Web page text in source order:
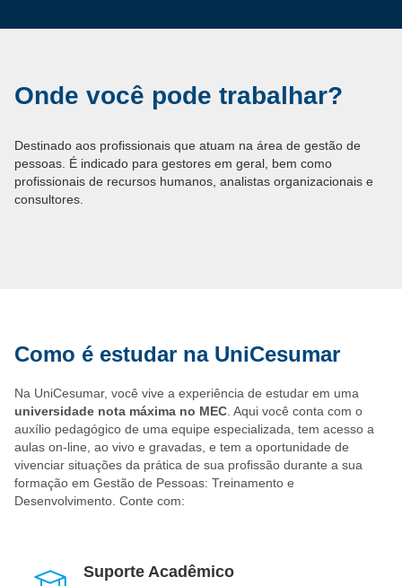
Onde você pode trabalhar?
Destinado aos profissionais que atuam na área de gestão de
pessoas. É indicado para gestores em geral, bem como
profissionais de recursos humanos, analistas organizacionais e
consultores.
Como é estudar na UniCesumar
Na UniCesumar, você vive a experiência de estudar em uma
universidade nota máxima no MEC. Aqui você conta com o
auxílio pedagógico de uma equipe especializada, tem acesso a
aulas on-line, ao vivo e gravadas, e tem a oportunidade de
vivenciar situações da prática de sua profissão durante a sua
formação em Gestão de Pessoas: Treinamento e
Desenvolvimento. Conte com:
Suporte Acadêmico